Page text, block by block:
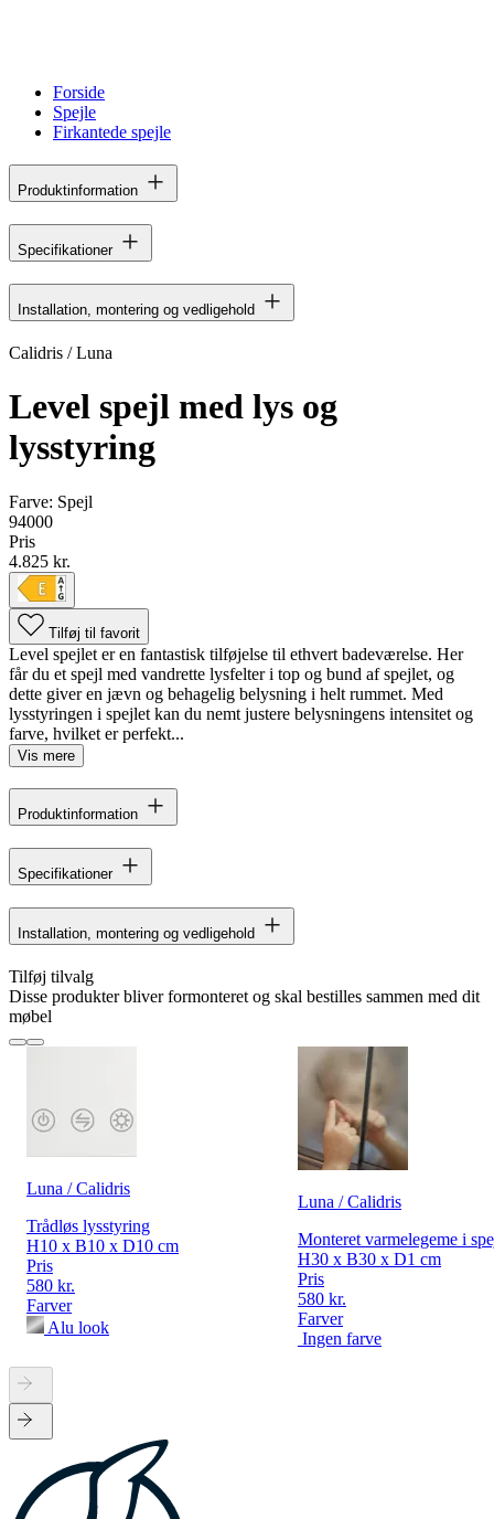
Forside
Spejle
Firkantede spejle
Produktinformation
Specifikationer
Installation, montering og vedligehold
Calidris / Luna
Level spejl med lys og
lysstyring
Farve: Spejl
94000
Pris
4.825 kr.
Tilføj til favorit
Level spejlet er en fantastisk tilføjelse til ethvert badeværelse. Her
får du et spejl med vandrette lysfelter i top og bund af spejlet, og
dette giver en jævn og behagelig belysning i helt rummet. Med
lysstyringen i spejlet kan du nemt justere belysningens intensitet og
farve, hvilket er perfekt...
Vis mere
Produktinformation
Specifikationer
Installation, montering og vedligehold
Tilføj tilvalg
Disse produkter bliver formonteret og skal bestilles sammen med dit
møbel
Luna / Calidris
Trådløs lysstyring
H10 x B10 x D10 cm
Pris
580 kr.
Farver
Alu look
Luna / Calidris
Monteret varmelegeme i
H30 x B30 x D1 cm
Pris
580 kr.
Farver
Ingen farve